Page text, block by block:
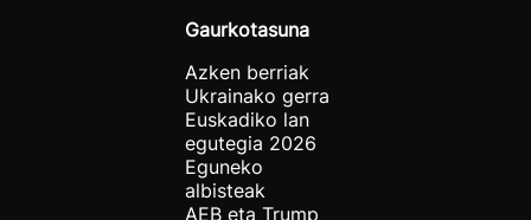
Gaurkotasuna
Azken berriak
Ukrainako gerra
Euskadiko lan
egutegia 2026
Eguneko
albisteak
AEB eta Trump